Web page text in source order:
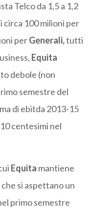
Telco da 1,5 a 1,2
circa 100 milioni per
perGenerali,tutti
Equita
debole (non
semestre del
di ebitda 2013-15
centesimi nel
Equita mantiene
si aspettano un
primo semestre